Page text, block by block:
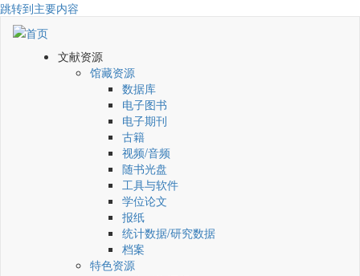
跳转到主要内容
文献资源
馆藏资源
数据库
电子图书
电子期刊
古籍
视频/音频
随书光盘
工具与软件
学位论文
报纸
统计数据/研究数据
档案
特色资源